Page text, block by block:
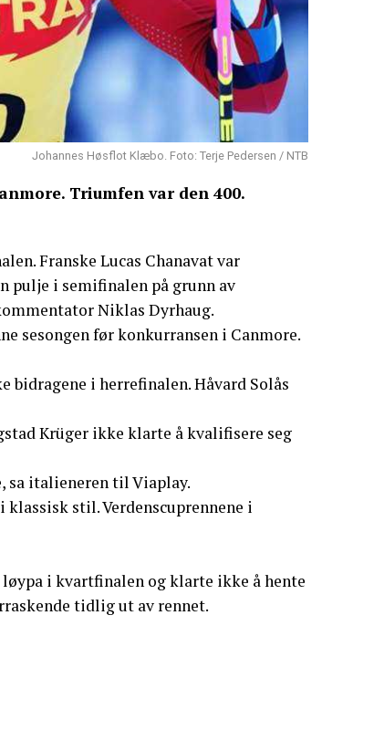
Johannes Høsflot Klæbo. Foto: Terje Pedersen / NTB
Triumfen var den 400.
Franske Lucas Chanavat var
pulje i semifinalen på grunn av
Niklas Dyrhaug.
sesongen før konkurransen i Canmore.
i herrefinalen. Håvard Solås
Krüger ikke klarte å kvalifisere seg
sa italieneren til Viaplay.
stil. Verdenscuprennene i
i kvartfinalen og klarte ikke å hente
tidlig ut av rennet.